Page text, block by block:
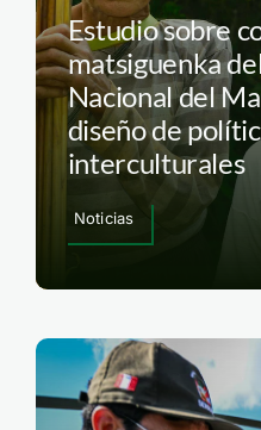
Estudio sobre
matsiguenka
Nacional del
diseño de
interculturales
Noticias